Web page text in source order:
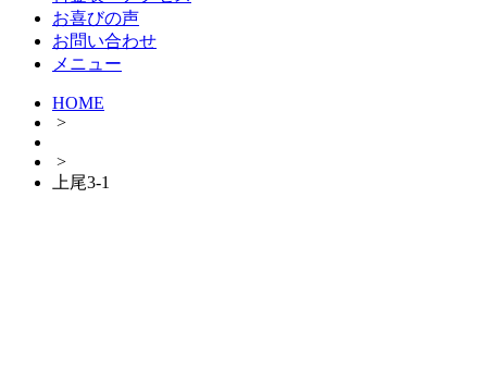
お喜びの声
お問い合わせ
メニュー
HOME
>
>
上尾3-1